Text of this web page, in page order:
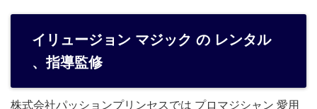
イリュージョン マジック の レンタル
、指導監修
株式会社パッションプリンセスでは プロマジシャン 愛用